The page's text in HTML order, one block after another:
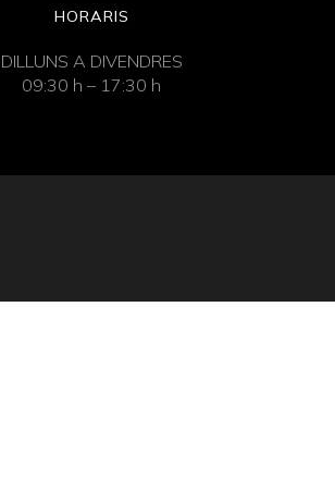
HORARIS
DILLUNS A DIVENDRES
09:30 h – 17:30 h